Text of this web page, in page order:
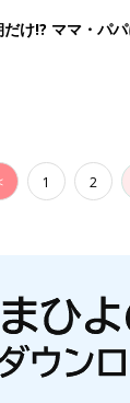
け!? ママ・パ
1 2